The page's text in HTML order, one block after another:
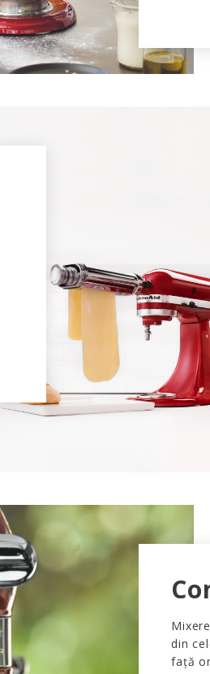
din
față